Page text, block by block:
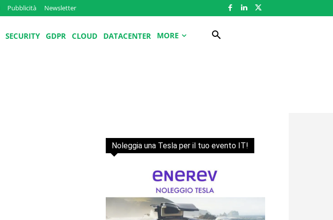
Pubblicità Newsletter
SECURITY GDPR CLOUD DATACENTER MORE
Noleggia una Tesla per il tuo evento IT!